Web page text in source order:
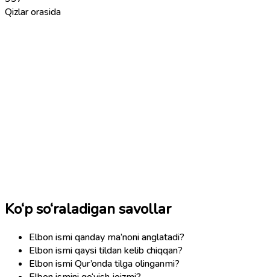
Qizlar orasida
Ko‘p so‘raladigan savollar
Elbon ismi qanday ma’noni anglatadi?
Elbon ismi qaysi tildan kelib chiqqan?
Elbon ismi Qur’onda tilga olinganmi?